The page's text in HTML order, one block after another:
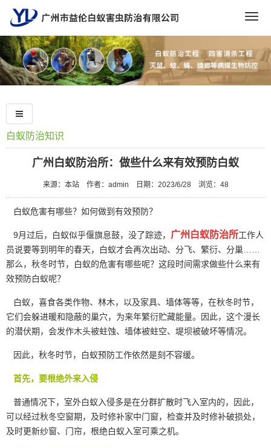
白蚁防治知识
广州白蚁防治所：做些什么来有效预防白蚁
来源：本站 作者：admin 日期：2023/6/28 浏览： 48
白蚁危害有哪些？如何做到有效预防？
9月过后，白蚁似乎偃旗息鼓，没了踪迹， 广州白蚁防治所工作人
员说要等到明年的春天，白蚁才会再次出动、分飞、繁衍、分巢……
那么，秋冬时节，白蚁的危害有哪些呢？这段时间需求做些什么来有
效预防白蚁呢？
白蚁，喜食各类作物、林木，以及家具、墙体等等，在秋冬时节，
它们会躲进暖和隐蔽的巢穴，为来年繁衍贮藏能量。因此，这个漫长
的潜伏期，会发作木头被蛀蚀、墙体被蛀空、堤坝被破坏等情况。
因此，秋冬时节， 白蚁预防工作依然是刻不容缓。
首先，要根绝外来入侵
普通情况下，室外白蚁入侵多是在分群扩散时飞入室内的，因此，
可以经过秋冬空窗期，及时修补家中门窗，检查并及时修补破损处，
及时更新纱窗、门帘，根绝白蚁入室可乘之机。